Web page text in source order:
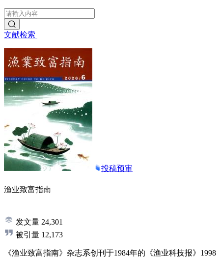
文献检索
投稿预审
渔业致富指南
发文量 24,301
被引量 12,173
《渔业致富指南》杂志系创刊于1984年的《渔业科技报》1998